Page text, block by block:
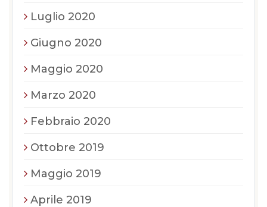
Luglio 2020
Giugno 2020
Maggio 2020
Marzo 2020
Febbraio 2020
Ottobre 2019
Maggio 2019
Aprile 2019